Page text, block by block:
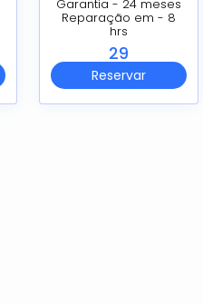
Garantia - 24 meses
Reparação em - 8
hrs
29
Reservar